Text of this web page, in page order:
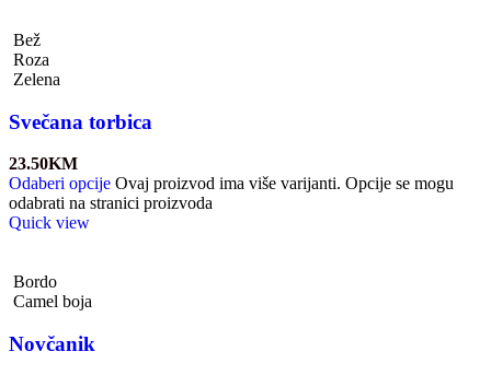
Bež
Roza
Zelena
Svečana torbica
23.50KM
Odaberi opcije Ovaj proizvod ima više varijanti. Opcije se mogu
odabrati na stranici proizvoda
Quick view
Bordo
Camel boja
Novčanik